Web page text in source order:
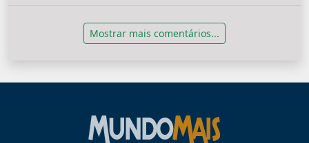
Mostrar mais comentários...